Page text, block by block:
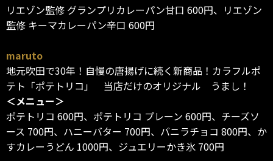
リエゾン監修 グランプリカレーパン甘口 600円、リエゾン
監修 キーマカレーパン辛口 600円
maruto
地元吹田で30年！自慢の唐揚げに続く新商品！カラフルポ
テト「ポテトリコ」 当店だけのオリジナル うまし！
＜メニュー＞
ポテトリコ 600円、ポテトリコ プレーン 600円、チーズソ
ース 700円、ハニーバター 700円、バニラチョコ 800円、か
すカレーうどん 1000円、ジュエリーかき氷 700円